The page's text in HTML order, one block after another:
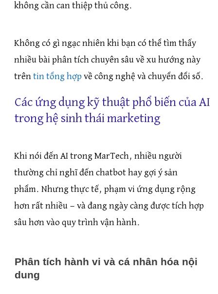
không cần can thiệp thủ công.
Không có gì ngạc nhiên khi bạn có thể tìm thấy
nhiều bài phân tích chuyên sâu về xu hướng này
trên tin tổng hợpvề công nghệ và chuyển đổi số.
Các ứng dụng kỹ thuật phổ biến của AI
trong hệ sinh thái marketing
Khi nói đến AI trong MarTech, nhiều người
thường chỉ nghĩ đến chatbot hay gợi ý sản
phẩm. Nhưng thực tế, phạm vi ứng dụng rộng
hơn rất nhiều — và đang ngày càng được tích hợp
sâu hơn vào quy trình vận hành.
Phân tích hành vi và cá nhân hóa nội
dung